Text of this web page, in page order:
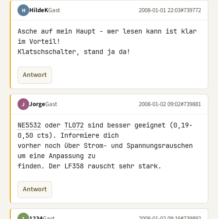
H HildeKGast 2008-01-01 22:03#739772
Asche auf mein Haupt - wer lesen kann ist klar
im Vorteil!
Klatschschalter, stand ja da!
Antwort
J JorgeGast 2008-01-02 09:02#739881
NE5532 oder TL072 sind besser geeignet (0,19-
0,50 cts). Informiere dich
vorher noch über Strom- und Spannungsrauschen
um eine Anpassung zu
finden. Der LF358 rauscht sehr stark.
Antwort